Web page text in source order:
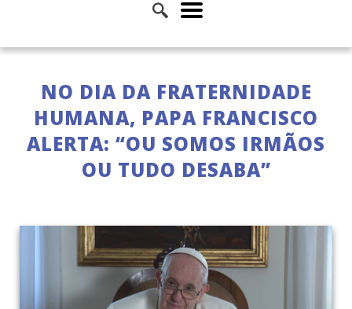
NO DIA DA FRATERNIDADE
HUMANA, PAPA FRANCISCO
ALERTA: “OU SOMOS IRMÃOS
OU TUDO DESABA”